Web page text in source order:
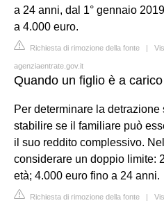
a 24 anni, dal 1° gennaio
a 4.000 euro.
Richiesta di rimozione della fonte |
agenziaentrate.gov.it
Quando un figlio è a
Per determinare la
stabilire se il familiare può
il suo reddito complessivo.
considerare un doppio limite:
età; 4.000 euro fino a 24 anni.
Richiesta di rimozione della fonte |